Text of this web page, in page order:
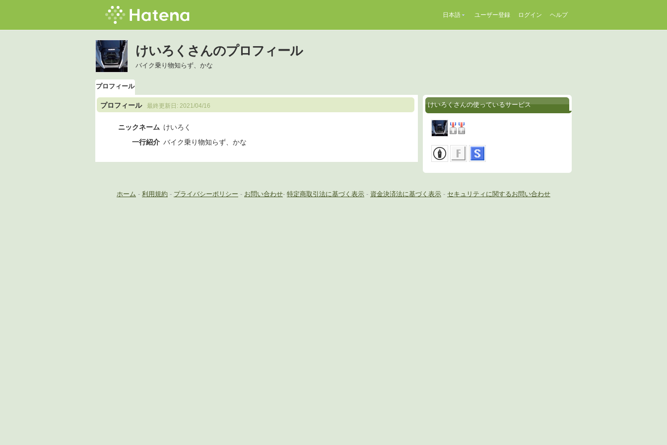
日本語 ユーザー登録 ログイン ヘルプ
けいろくさんのプロフィール
バイク乗り物知らず、かな
プロフィール
プロフィール 最終更新日: 2021/04/16
ニックネーム けいろく
一行紹介 バイク乗り物知らず、かな
けいろくさんの使っているサービス
ホーム - 利用規約 - プライバシーポリシー - お問い合わせ- 特定商取引法に基づく表示 - 資金決済法に基づく表示 - セキュリティに関するお問い合わせ